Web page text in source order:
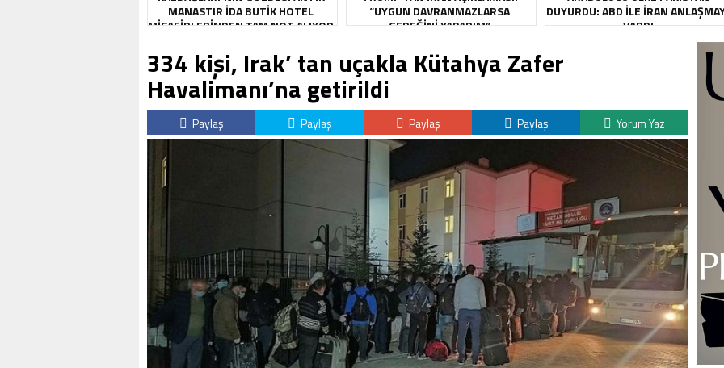
MANASTIR İDA BUTIK HOTEL
MISAFIRLERINDEN TAM NOT ALIYOR
“UYGUN DAVRANMAZLARSA
GEREĞINI YAPARIM”
DUYURDU: ABD ILE İRAN
VARDI
334 kişi, Irak’ tan uçakla Kütahya Zafer
Havalimanı’na getirildi
Paylaş Paylaş Paylaş Paylaş Yorum Yaz